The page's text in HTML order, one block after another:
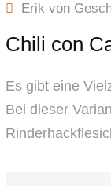
Erik von
Chili con
Es gibt eine
Bei dieser